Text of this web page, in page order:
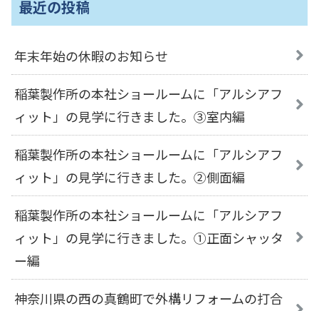
最近の投稿
年末年始の休暇のお知らせ
稲葉製作所の本社ショールームに「アルシアフ
ィット」の見学に行きました。③室内編
稲葉製作所の本社ショールームに「アルシアフ
ィット」の見学に行きました。②側面編
稲葉製作所の本社ショールームに「アルシアフ
ィット」の見学に行きました。①正面シャッタ
ー編
神奈川県の西の真鶴町で外構リフォームの打合